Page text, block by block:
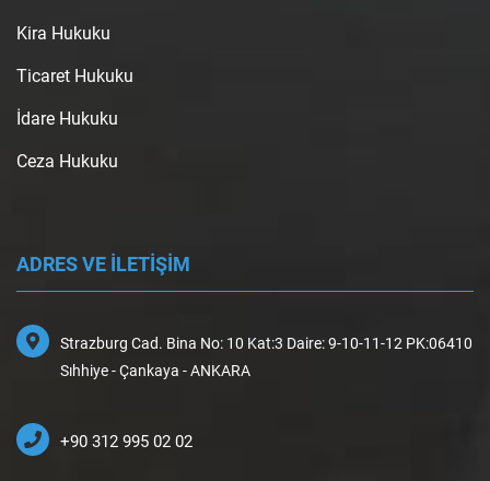
Kira Hukuku
Ticaret Hukuku
İdare Hukuku
Ceza Hukuku
ADRES VE İLETİŞİM
Strazburg Cad. Bina No: 10 Kat:3 Daire: 9-10-11-12 PK:06410
Sıhhiye - Çankaya - ANKARA
+90 312 995 02 02